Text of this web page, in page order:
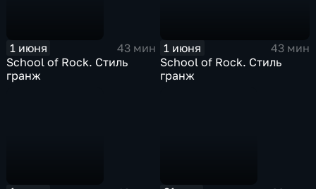
1 июня
43 мин
School of Rock. Стиль
гранж
1 июня
43 мин
School of Rock. Стиль
гранж